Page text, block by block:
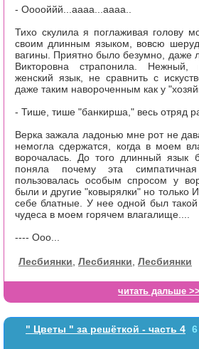
- Ооооййй...аааа...аааа..
Тихо скулила я поглаживая голову
своим длинным языком, вовсю
вагины. Приятно было безумно, даже
Викторовна страпонила.
женский язык, не сравнить с
даже таким навороченным как у
- Тише, тише "банкирша," весь отряд
Верка зажала ладонью мне рот не
немогла сдержатся, когда в моем
ворочалась. До того длинный язык
поняла почему эта
пользовалась особым спросом у
были и другие "ковырялки" но только
себе блатные. У нее одной был
чудеса в моем горячем влагалище....
---- Ооо...
Лесбиянки Лесбиянки Лесбиянки
читать дальше >>
" Цветы " за решёткой - часть 4 6